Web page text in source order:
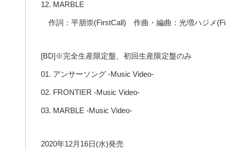
12. MARBLE
作詞：平朋崇(FirstCall) 作曲・編曲：光増ハジメ
[BD]※完全生産限定盤、初回生産限定盤のみ
01. アンサーソング -Music Video-
02. FRONTIER -Music Video-
03. MARBLE -Music Video-
2020年12月16日(水)発売